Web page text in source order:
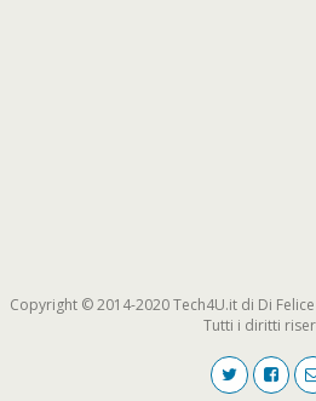
Copyright © 2014-2020 Tech4U.it di Di
Tutti i diritti